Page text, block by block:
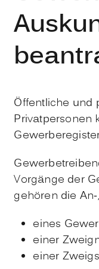
Öffentliche und
Privatpersonen
Vorgänge der
gehören die
eines
einer
einer